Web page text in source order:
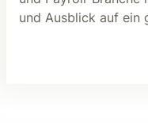
und Ausblick auf ein